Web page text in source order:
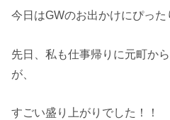
今日はGWのお出かけにぴった
先日、私も仕事帰りに元町か
が、
すごい盛り上がりでした！！